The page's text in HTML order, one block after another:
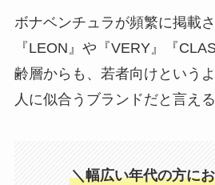
ボナベンチュラが頻繁に掲載
『LEON』や『VERY』『
齢層からも、若者向けという
人に似合うブランドだと言える
＼幅広い年代の方に